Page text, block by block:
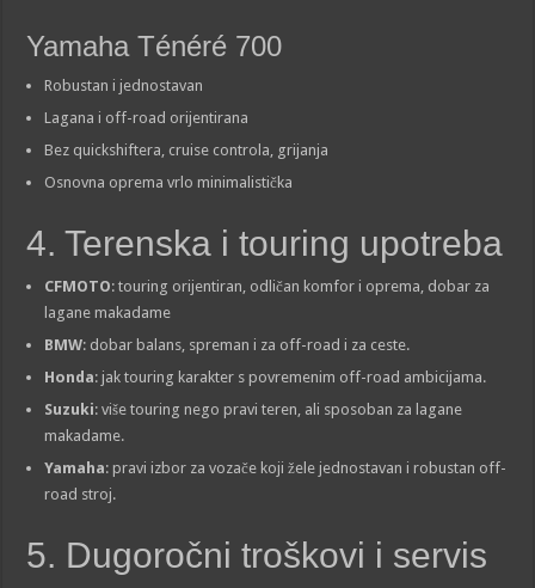
Yamaha Ténéré 700
Robustan i jednostavan
Lagana i off-road orijentirana
Bez quickshiftera, cruise controla, grijanja
Osnovna oprema vrlo minimalistička
4. Terenska i touring upotreba
CFMOTO: touring orijentiran, odličan komfor i oprema, dobar za
lagane makadame
BMW: dobar balans, spreman i za off-road i za ceste.
Honda: jak touring karakter s povremenim off-road ambicijama.
Suzuki: više touring nego pravi teren, ali sposoban za lagane
makadame.
Yamaha: pravi izbor za vozače koji žele jednostavan i robustan off-
road stroj.
5. Dugoročni troškovi i servis